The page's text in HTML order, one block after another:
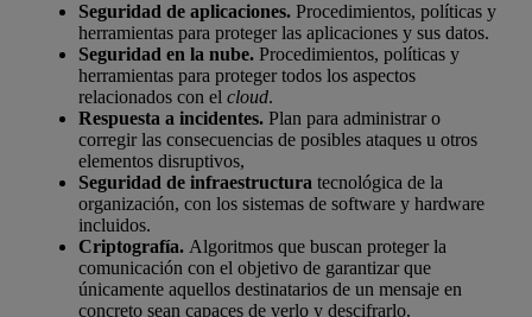
Seguridad de aplicaciones. Procedimientos, políticas y
herramientas para proteger las aplicaciones y sus datos.
Seguridad en la nube. Procedimientos, políticas y
herramientas para proteger todos los aspectos
relacionados con el cloud.
Respuesta a incidentes. Plan para administrar o
corregir las consecuencias de posibles ataques u otros
elementos disruptivos,
Seguridad de infraestructura tecnológica de la
organización, con los sistemas de software y hardware
incluidos.
Criptografía. Algoritmos que buscan proteger la
comunicación con el objetivo de garantizar que
únicamente aquellos destinatarios de un mensaje en
concreto sean capaces de verlo y descifrarlo.